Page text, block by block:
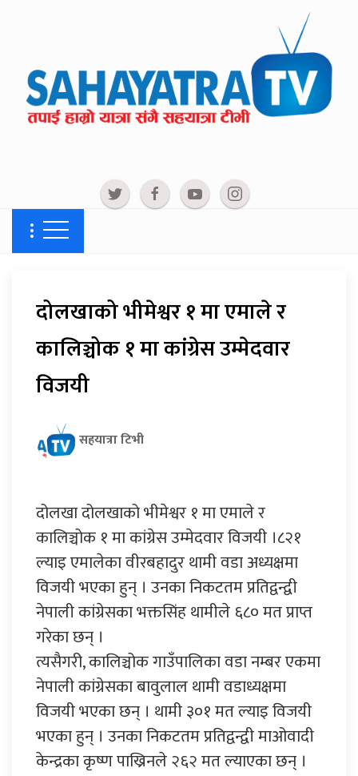
दोलखाको भीमेश्वर १ मा एमाले र
कालिञ्चोक १ मा कांग्रेस उम्मेदवार
विजयी
सहयात्रा टिभी
दोलखा दोलखाको भीमेश्वर १ मा एमाले र
कालिञ्चोक १ मा कांग्रेस उम्मेदवार विजयी ।८२१
ल्याइ एमालेका वीरबहादुर थामी वडा अध्यक्षमा
विजयी भएका हुन् । उनका निकटतम प्रतिद्वन्द्वी
नेपाली कांग्रेसका भक्तसिंह थामीले ६८० मत प्राप्त
गरेका छन् ।
त्यसैगरी, कालिञ्चोक गाउँपालिका वडा नम्बर एकमा
नेपाली कांग्रेसका बावुलाल थामी वडाध्यक्षमा
विजयी भएका छन् । थामी ३०१ मत ल्याइ विजयी
भएका हुन् । उनका निकटतम प्रतिद्वन्द्वी माओवादी
केन्द्रका कृष्ण पाख्रिनले २६२ मत ल्याएका छन् ।